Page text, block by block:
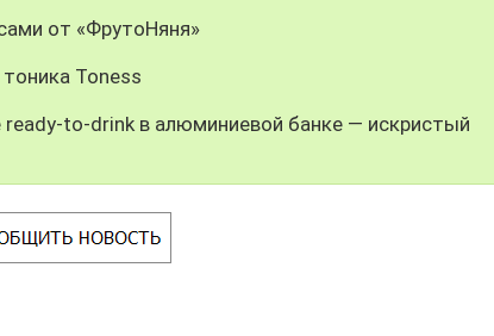
от «ФрутоНяня»
Toness
to-drink в алюминиевой банке — искристый